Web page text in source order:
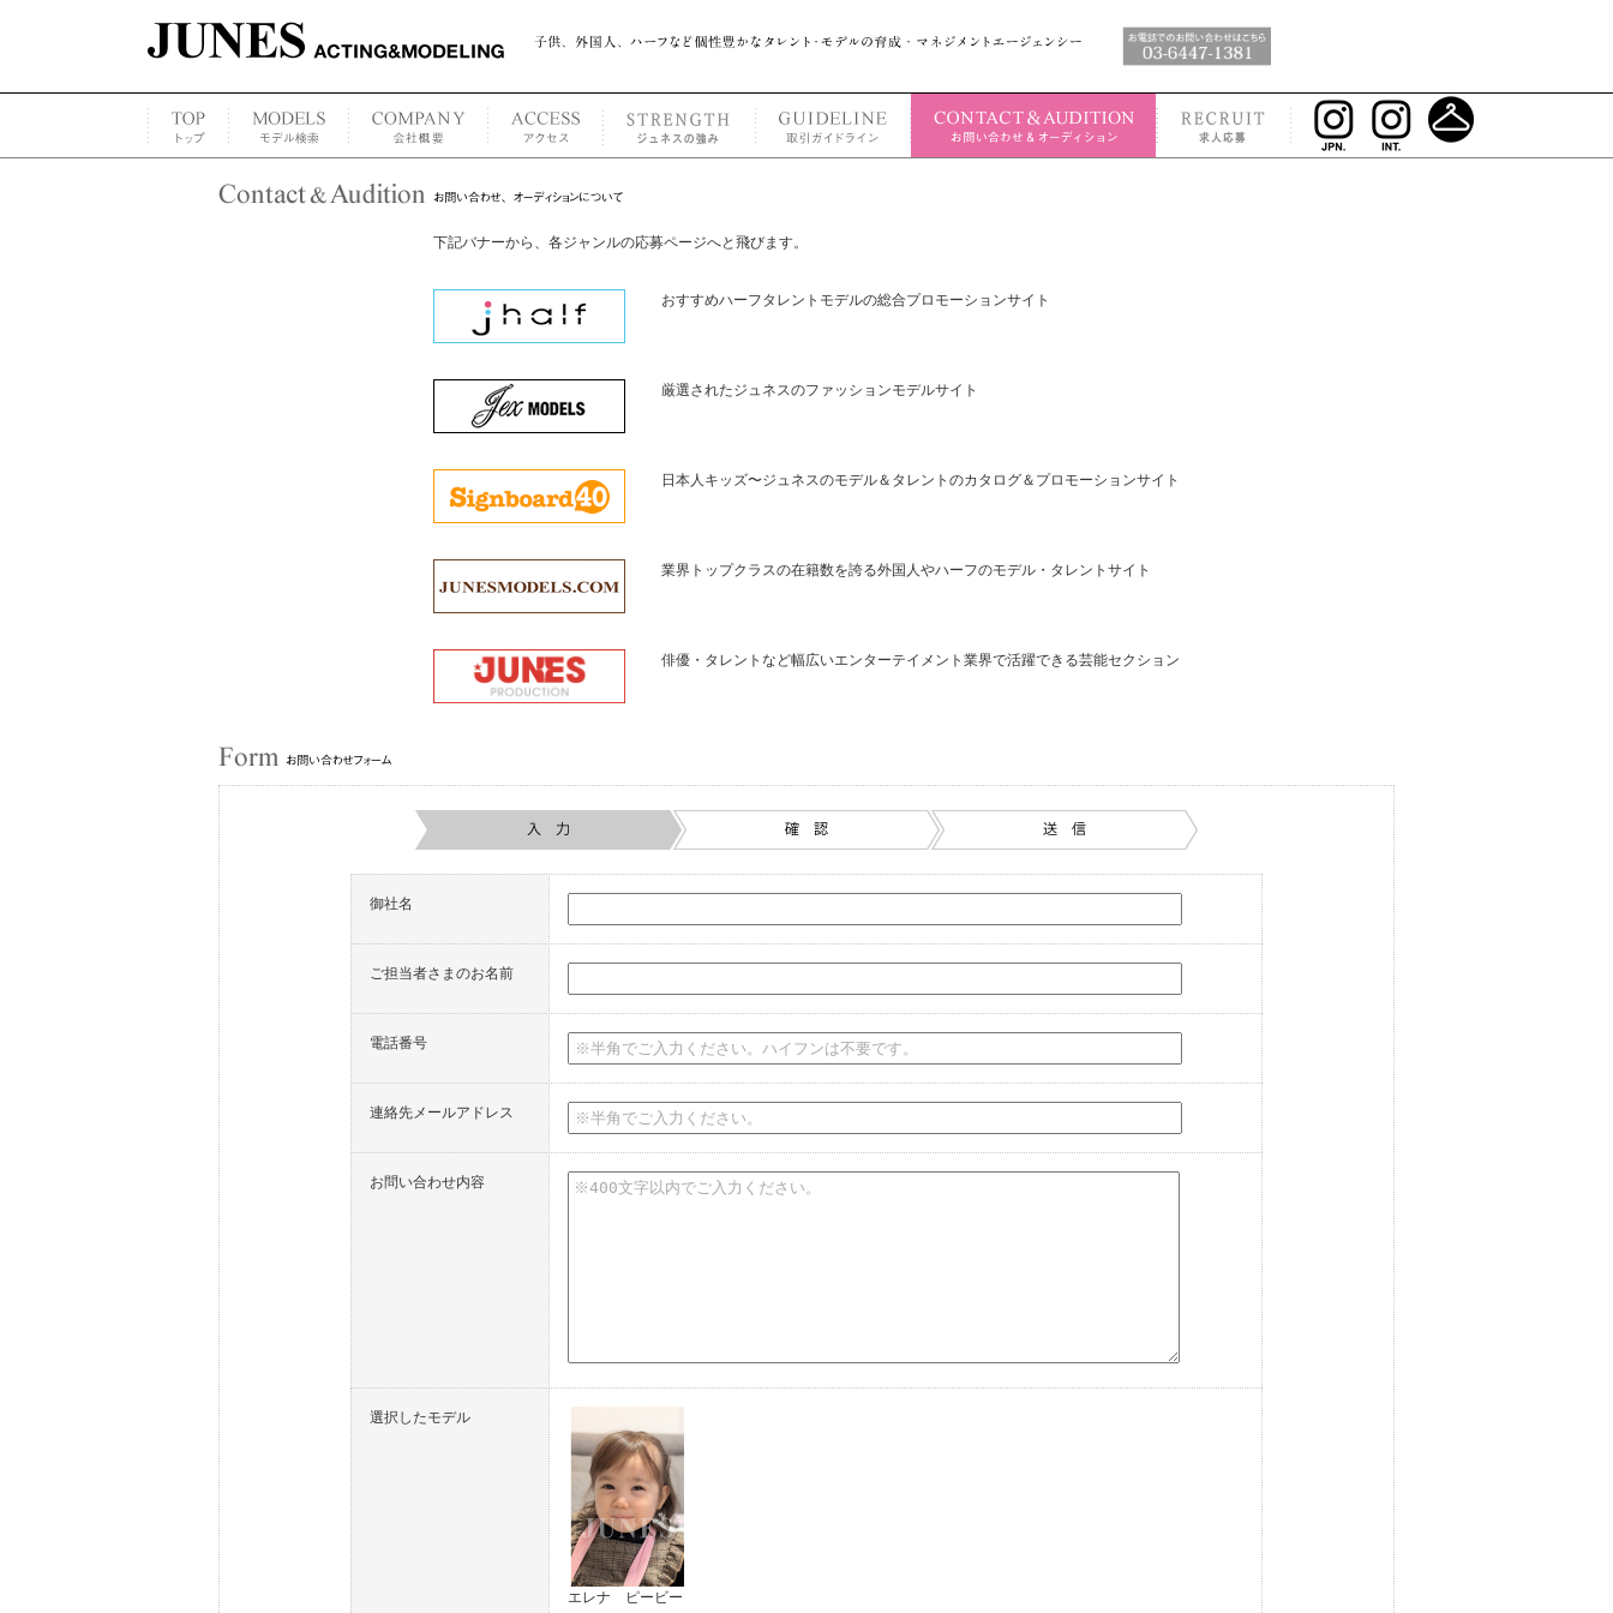
下記バナーから、各ジャンルの応募ページへと飛びます。
おすすめハーフタレントモデルの総合プロモーションサイト
厳選されたジュネスのファッションモデルサイト
日本人キッズ〜ジュネスのモデル＆タレントのカタログ＆プロモーションサイト
業界トップクラスの在籍数を誇る外国人やハーフのモデル・タレントサイト
俳優・タレントなど幅広いエンターテイメント業界で活躍できる芸能セクション
御社名
ご担当者さまのお名前
電話番号
連絡先メールアドレス
お問い合わせ内容
選択したモデル
エレナ ピービー